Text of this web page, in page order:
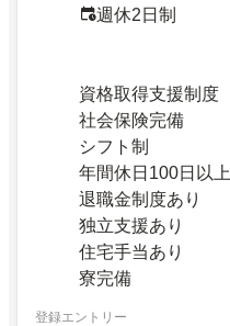
週休2日制
資格取得支援制度
社会保険完備
シフト制
年間休日100日以上
退職金制度あり
独立支援あり
住宅手当あり
寮完備
登録エントリー